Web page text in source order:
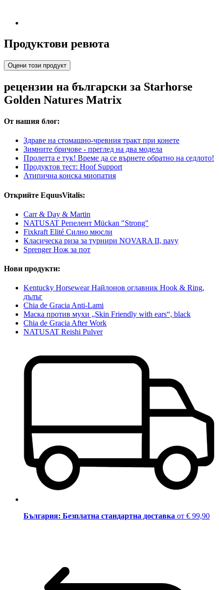
Продуктови ревюта
Оцени този продукт
рецензии на български за Starhorse
Golden Natures Matrix
От нашия блог:
Здраве на стомашно-чревния тракт при конете
Зимните бричове - преглед на два модела
Пролетта е тук! Време да се върнете обратно на седлото!
Продуктов тест: Hoof Support
Атипична конска миопатия
Открийте EquusVitalis:
Carr & Day & Martin
NATUSAT Репелент Mückan "Strong"
Fixkraft Elité Силно мюсли
Класическа риза за турнири NOVARA II, navy
Sprenger Нож за пот
Нови продукти:
Kentucky Horsewear Найлонов оглавник Hook & Ring,
дълъг
Chia de Gracia Anti-Lami
Маска против мухи „Skin Friendly with ears“, black
Chia de Gracia After Work
NATUSAT Reishi Pulver
България: Безплатна стандартна доставка от € 99,90